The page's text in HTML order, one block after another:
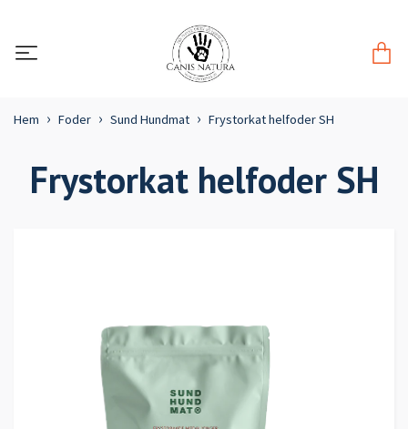
Hem Foder Sund Hundmat Frystorkat helfoder SH
Frystorkat helfoder SH